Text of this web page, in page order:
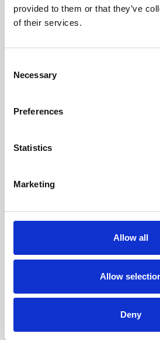
provided to them or that they’ve
of their services.
Selection
Necessary
Preferences
Statistics
Marketing
Allow all
Allow
Deny
daños ni
EMBALADO
FORMA
Cada pieza
empaqueta de forma